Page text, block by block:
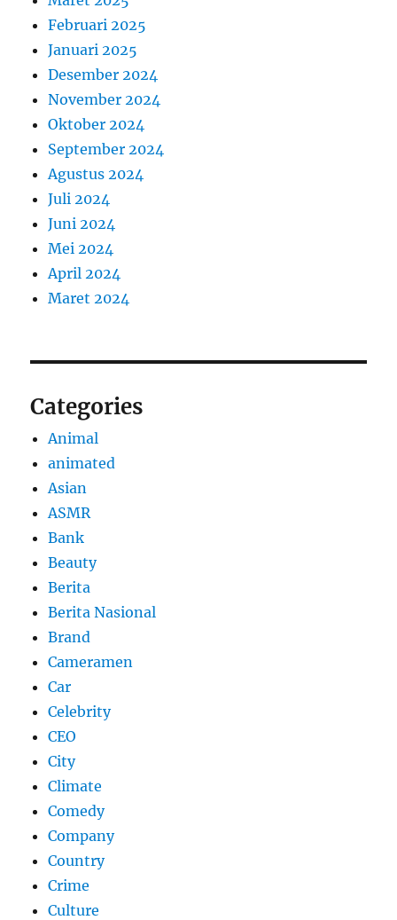
Februari 2025
Januari 2025
Desember 2024
November 2024
Oktober 2024
September 2024
Agustus 2024
Juli 2024
Juni 2024
Mei 2024
April 2024
Maret 2024
Categories
Animal
animated
Asian
ASMR
Bank
Beauty
Berita
Berita Nasional
Brand
Cameramen
Car
Celebrity
CEO
City
Climate
Comedy
Company
Country
Crime
Culture